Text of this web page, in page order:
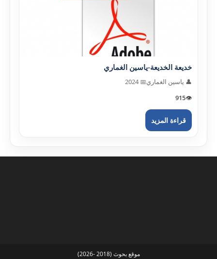
خديعة الخديعة-ياسين الغماري
👤 ياسين الغماري📅 2024
👁️
915
قراءة المزيد
موقع بحوث (2018 -2026)